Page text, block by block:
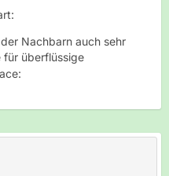
Nachbarn auch sehr
für überflüssige